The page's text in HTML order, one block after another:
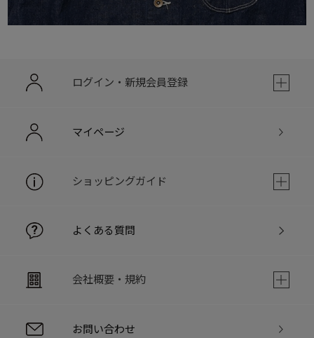
ログイン・新規会員登録
マイページ
ショッピングガイド
よくある質問
会社概要・規約
お問い合わせ